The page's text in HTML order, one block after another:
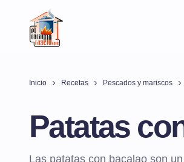
Inicio Recetas Pescados y mariscos
Patatas
Las patatas con bacalao son